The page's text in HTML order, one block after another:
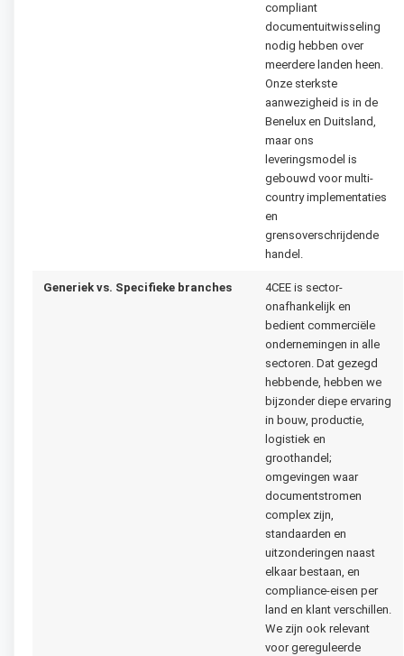
compliant
documentuitwisseling
nodig hebben over
meerdere landen heen.
Onze sterkste
aanwezigheid is in de
Benelux en Duitsland,
maar ons
leveringsmodel is
gebouwd voor multi-
country implementaties
en
grensoverschrijdende
handel.
Generiek vs. Specifieke branches
4CEE is sector-
onafhankelijk en
bedient commerciële
ondernemingen in alle
sectoren. Dat gezegd
hebbende, hebben we
bijzonder diepe ervaring
in bouw, productie,
logistiek en
groothandel;
omgevingen waar
documentstromen
complex zijn,
standaarden en
uitzonderingen naast
elkaar bestaan, en
compliance-eisen per
land en klant verschillen.
We zijn ook relevant
voor gereguleerde